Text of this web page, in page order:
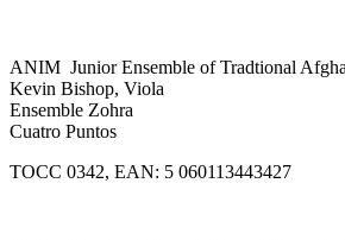
ANIM Junior Ensemble of Tradtional
Kevin Bishop, Viola
Ensemble Zohra
Cuatro Puntos
TOCC 0342, EAN: 5 060113443427